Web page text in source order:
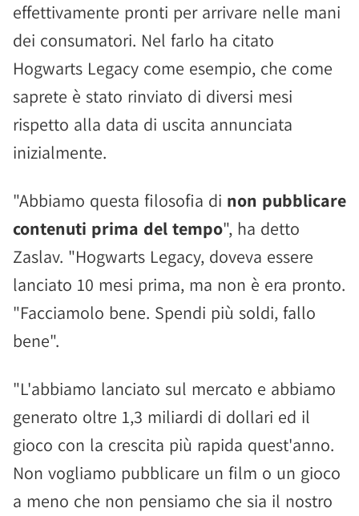
effettivamente pronti per arrivare nelle mani
dei consumatori. Nel farlo ha citato
Hogwarts Legacy come esempio, che come
saprete è stato rinviato di diversi mesi
rispetto alla data di uscita annunciata
inizialmente.
"Abbiamo questa filosofia di non pubblicare
contenuti prima del tempo", ha detto
Zaslav. "Hogwarts Legacy, doveva essere
lanciato 10 mesi prima, ma non è era pronto.
"Facciamolo bene. Spendi più soldi, fallo
bene".
"L'abbiamo lanciato sul mercato e abbiamo
generato oltre 1,3 miliardi di dollari ed il
gioco con la crescita più rapida quest'anno.
Non vogliamo pubblicare un film o un gioco
a meno che non pensiamo che sia il nostro